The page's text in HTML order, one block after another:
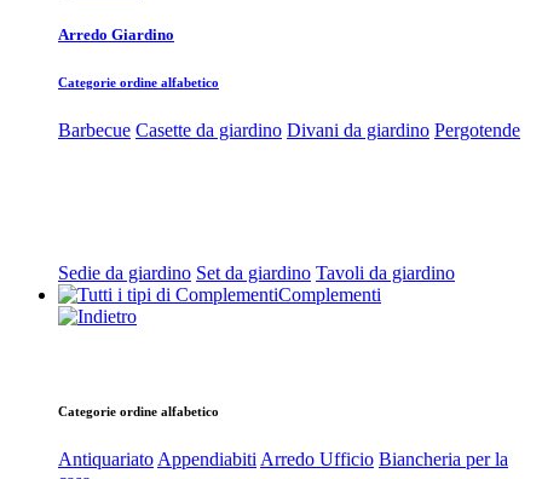
Arredo Giardino
Categorie ordine alfabetico
Barbecue Casette da giardino Divani da giardino Pergotende
Sedie da giardino Set da giardino Tavoli da giardino
Complementi
Categorie ordine alfabetico
Antiquariato Appendiabiti Arredo Ufficio Biancheria per la